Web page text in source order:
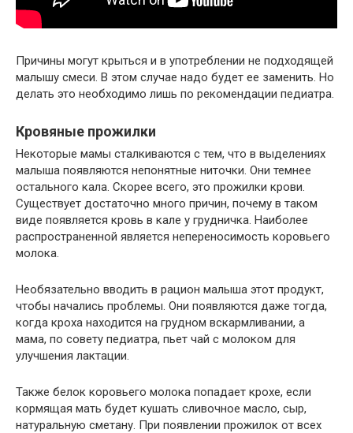
Причины могут крыться и в употреблении не подходящей
малышу смеси. В этом случае надо будет ее заменить. Но
делать это необходимо лишь по рекомендации педиатра.
Кровяные прожилки
Некоторые мамы сталкиваются с тем, что в выделениях
малыша появляются непонятные ниточки. Они темнее
остального кала. Скорее всего, это прожилки крови.
Существует достаточно много причин, почему в таком
виде появляется кровь в кале у грудничка. Наиболее
распространенной является непереносимость коровьего
молока.
Необязательно вводить в рацион малыша этот продукт,
чтобы начались проблемы. Они появляются даже тогда,
когда кроха находится на грудном вскармливании, а
мама, по совету педиатра, пьет чай с молоком для
улучшения лактации.
Также белок коровьего молока попадает крохе, если
кормящая мать будет кушать сливочное масло, сыр,
натуральную сметану. При появлении прожилок от всех